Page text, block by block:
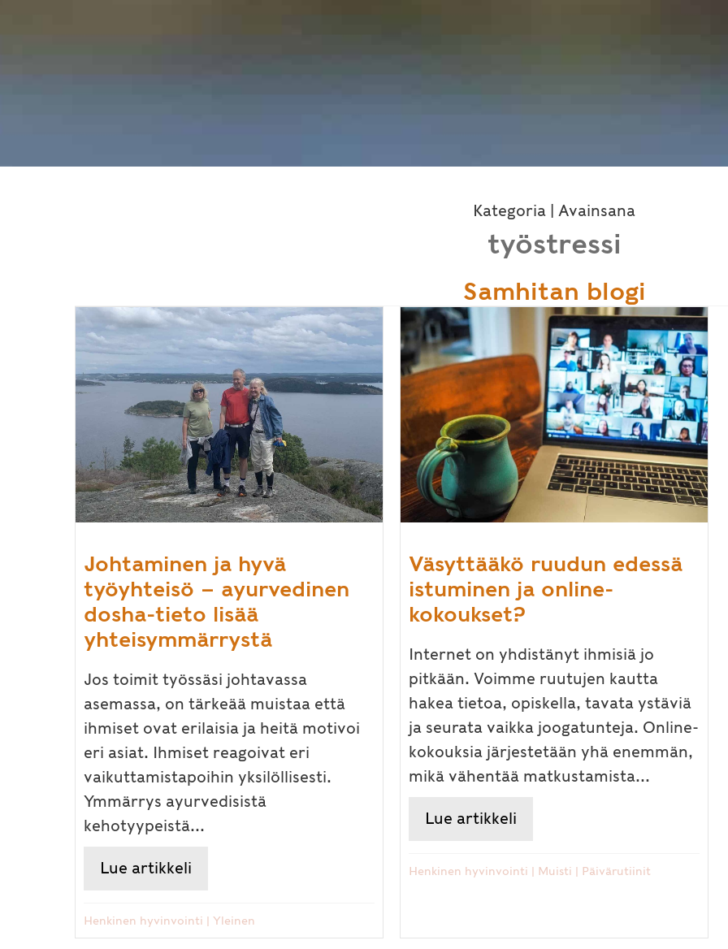
Kategoria | Avainsana
työstressi
Samhitan blogi
Johtaminen ja hyvä
työyhteisö – ayurvedinen
dosha-tieto lisää
yhteisymmärrystä
Jos toimit työssäsi johtavassa
asemassa, on tärkeää muistaa että
ihmiset ovat erilaisia ja heitä motivoi
eri asiat. Ihmiset reagoivat eri
vaikuttamistapoihin yksilöllisesti.
Ymmärrys ayurvedisistä
kehotyypeistä...
Lue artikkeli about Johtaminen ja hyvä työyhteisö – ayurvedinen dosha-tieto lisää
Henkinen hyvinvointi | Yleinen
Väsyttääkö ruudun edessä
istuminen ja online-
kokoukset?
Internet on yhdistänyt ihmisiä jo
pitkään. Voimme ruutujen kautta
hakea tietoa, opiskella, tavata ystäviä
ja seurata vaikka joogatunteja. Online-
kokouksia järjestetään yhä enemmän,
mikä vähentää matkustamista...
Lue artikkeli
Henkinen hyvinvointi | Muisti | Päivärutiinit